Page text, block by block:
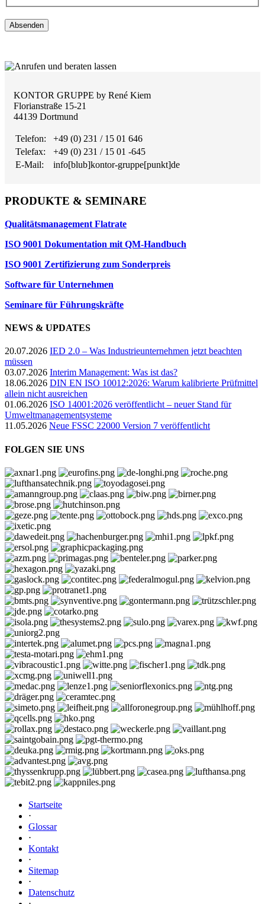
Absenden
KONTOR GRUPPE by René Kiem
Florianstraße 15-21
44139 Dortmund
Telefon:
+49 (0) 231 / 15 01 646
Telefax:
+49 (0) 231 / 15 01 -645
E-Mail:
info[blub]kontor-gruppe[punkt]de
PRODUKTE & SEMINARE
Qualitätsmanagement Flatrate
ISO 9001 Dokumentation mit QM-Handbuch
ISO 9001 Zertifizierung zum Sonderpreis
Software für Unternehmen
Seminare für Führungskräfte
NEWS & UPDATES
20.07.2026 IED 2.0 – Was Industrieunternehmen jetzt beachten
müssen
03.07.2026 Interim Management: Was ist das?
18.06.2026 DIN EN ISO 10012:2026: Warum kalibrierte Prüfmittel
allein nicht ausreichen
01.06.2026 ISO 14001:2026 veröffentlicht – neuer Stand für
Umweltmanagementsysteme
11.05.2026 Neue FSSC 22000 Version 7 veröffentlicht
FOLGEN SIE UNS
Startseite
⋅
Glossar
⋅
Kontakt
⋅
Sitemap
⋅
Datenschutz